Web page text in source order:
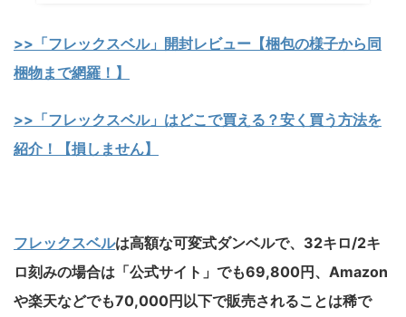
>>「フレックスベル」開封レビュー【梱包の様子から同
梱物まで網羅！】
>>「フレックスベル」はどこで買える？安く買う方法を
紹介！【損しません】
フレックスベルは高額な可変式ダンベルで、32キロ/2キ
ロ刻みの場合は「公式サイト 」でも69,800円、Amazon
や楽天などでも70,000円以下で販売されることは稀で